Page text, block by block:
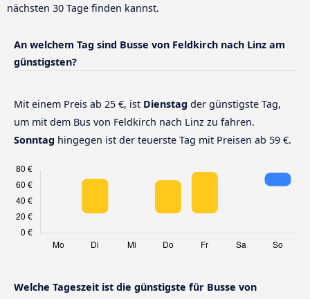
nächsten 30 Tage finden kannst.
An welchem Tag sind Busse von Feldkirch nach Linz am
günstigsten?
Mit einem Preis ab 25 €, ist Dienstag der günstigste Tag,
um mit dem Bus von Feldkirch nach Linz zu fahren.
Sonntag hingegen ist der teuerste Tag mit Preisen ab 59 €.
Welche Tageszeit ist die günstigste für Busse von